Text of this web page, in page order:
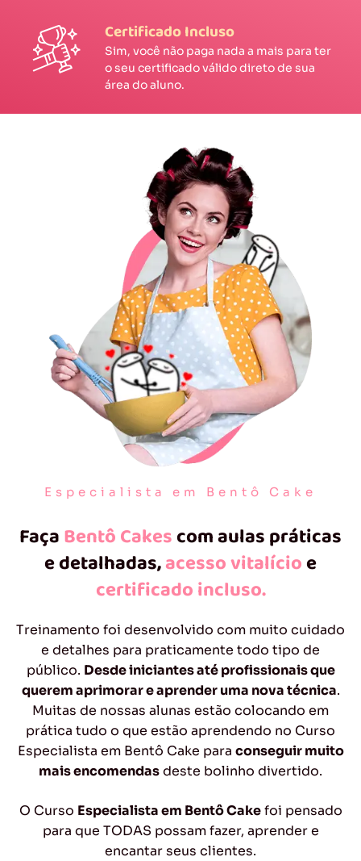
Certificado Incluso
Sim, você não paga nada a mais para ter
o seu certificado válido direto de sua
área do aluno.
Especialista em Bentô Cake
FaçaBentô Cakescom aulas práticas
e detalhadas,acesso vitalícioe
certificado incluso.
Treinamento foi desenvolvido com muito cuidado
e detalhes para praticamente todo tipo de
público. Desde iniciantes até profissionais que
querem aprimorar e aprender uma nova técnica.
Muitas de nossas alunas estão colocando em
prática tudo o que estão aprendendo no Curso
Especialista em Bentô Cake para conseguir muito
mais encomendasdeste bolinho divertido.
O Curso Especialista em Bentô Cakefoi pensado
para que TODAS possam fazer, aprender e
encantar seus clientes.